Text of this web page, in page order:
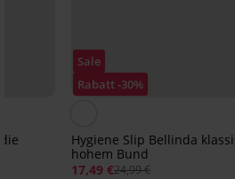
Sale
Rabatt -30%
Hygiene Slip Bellinda
hohem Bund
17,49 €24,99 €